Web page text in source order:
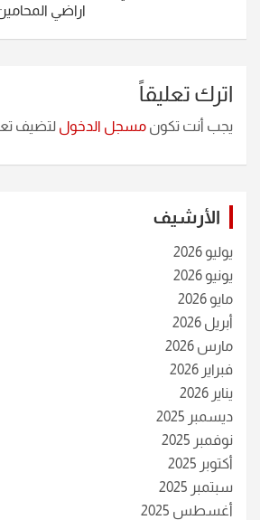
اراضي
اترك تعليقاً
يجب أنت تكون مسجل الدخول لتضيف
الأرشيف
يوليو 2026
يونيو 2026
مايو 2026
أبريل 2026
مارس 2026
فبراير 2026
يناير 2026
ديسمبر 2025
نوفمبر 2025
أكتوبر 2025
سبتمبر 2025
أغسطس 2025